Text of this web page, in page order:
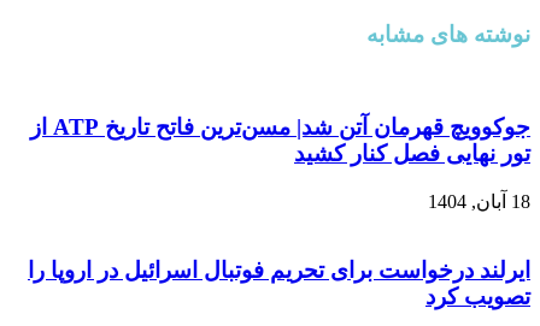
نوشته های مشابه
جوکوویچ قهرمان آتن شد| مسن‌ترین فاتح تاریخ ATP از
تور نهایی فصل کنار کشید
18 آبان, 1404
ایرلند درخواست برای تحریم فوتبال اسرائیل در اروپا را
تصویب کرد